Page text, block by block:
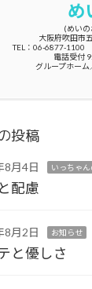
め
(めいの
大阪府吹田市
TEL：06-6877-1100
電話受付
グループホーム
投稿
8月4日 いっちゃ
配慮
8月2日 お知らせ
と優しさ